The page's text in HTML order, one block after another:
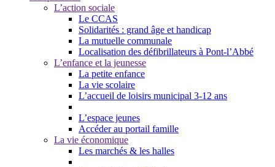
L’action sociale
Le CCAS
Solidarités : grand âge et handicap
La mutuelle communale
Localisation des défibrillateurs à Pont-l’Abbé
L’enfance et la jeunesse
La petite enfance
La vie scolaire
L’accueil de loisirs municipal 3-12 ans
L’espace jeunes
Accéder au portail famille
La vie économique
Les marchés & les halles